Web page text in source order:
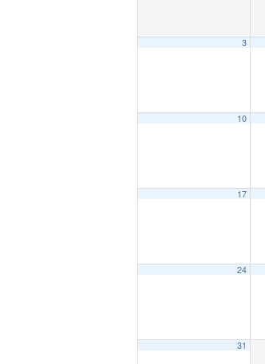
3
10
17
24
31